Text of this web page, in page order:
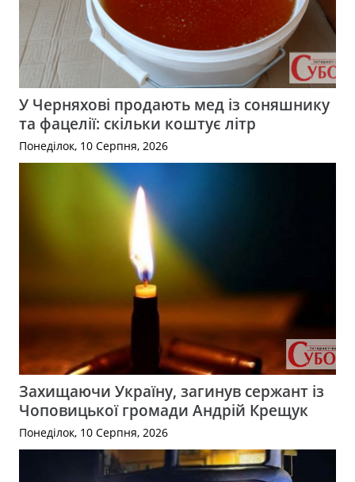
У Черняхові продають мед із соняшнику
та фацелії: скільки коштує літр
Понеділок, 10 Серпня, 2026
Захищаючи Україну, загинув сержант із
Чоповицької громади Андрій Крещук
Понеділок, 10 Серпня, 2026